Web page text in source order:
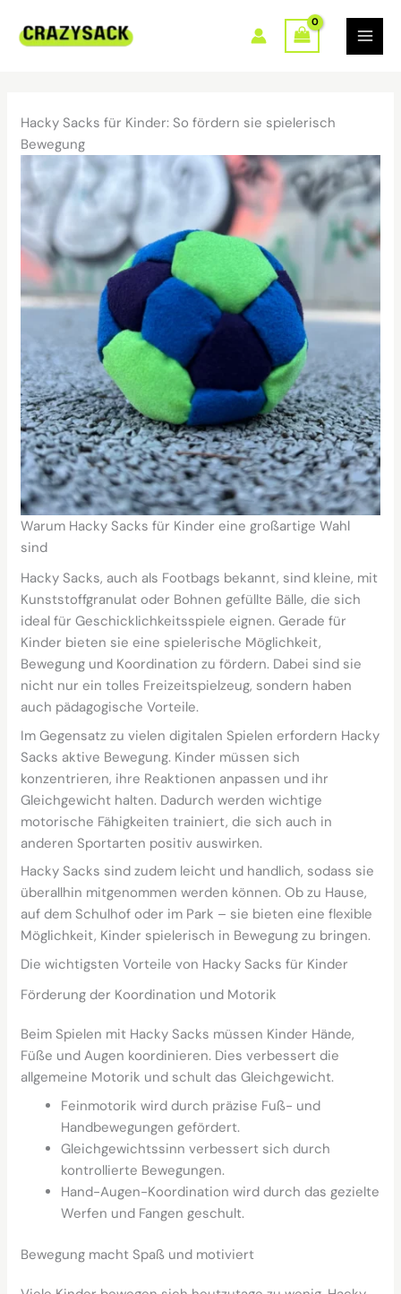
Inhalt
Hacky Sacks für Kinder: So fördern sie spielerisch
Bewegung
Warum Hacky Sacks für Kinder eine großartige Wahl
sind
Hacky Sacks, auch als Footbags bekannt, sind kleine, mit
Kunststoffgranulat oder Bohnen gefüllte Bälle, die sich
ideal für Geschicklichkeitsspiele eignen. Gerade für
Kinder bieten sie eine spielerische Möglichkeit,
Bewegung und Koordination zu fördern. Dabei sind sie
nicht nur ein tolles Freizeitspielzeug, sondern haben
auch pädagogische Vorteile.
Im Gegensatz zu vielen digitalen Spielen erfordern Hacky
Sacks aktive Bewegung. Kinder müssen sich
konzentrieren, ihre Reaktionen anpassen und ihr
Gleichgewicht halten. Dadurch werden wichtige
motorische Fähigkeiten trainiert, die sich auch in
anderen Sportarten positiv auswirken.
Hacky Sacks sind zudem leicht und handlich, sodass sie
überallhin mitgenommen werden können. Ob zu Hause,
auf dem Schulhof oder im Park – sie bieten eine flexible
Möglichkeit, Kinder spielerisch in Bewegung zu bringen.
Die wichtigsten Vorteile von Hacky Sacks für Kinder
Förderung der Koordination und Motorik
Beim Spielen mit Hacky Sacks müssen Kinder Hände,
Füße und Augen koordinieren. Dies verbessert die
allgemeine Motorik und schult das Gleichgewicht.
Feinmotorik wird durch präzise Fuß- und
Handbewegungen gefördert.
Gleichgewichtssinn verbessert sich durch
kontrollierte Bewegungen.
Hand-Augen-Koordination wird durch das gezielte
Werfen und Fangen geschult.
Bewegung macht Spaß und motiviert